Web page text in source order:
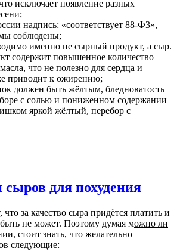
исключает появление разных
надпись: «соответствует 88-Ф3»,
соблюдены;
именно не сырный продукт, а сыр.
содержит повышенное количество
что не полезно для сердца и
приводит к ожирению;
должен быть жёлтым, бледноватость
с солью и пониженном содержании
яркой жёлтый, перебор с
для похудения
за качество сыра придётся платить и
не может. Поэтому думая можно ли
, стоит знать, что желательно
следующие: